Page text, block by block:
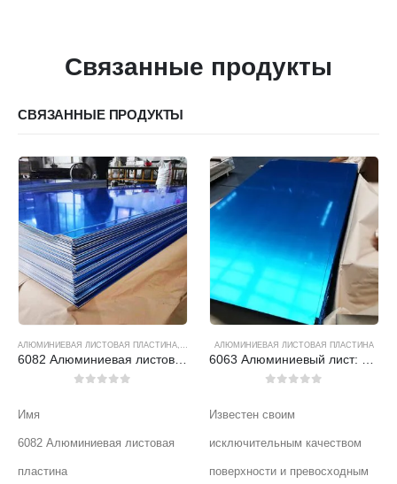
Связанные продукты
СВЯЗАННЫЕ ПРОДУКТЫ
АЛЮМИНИЕВАЯ ЛИСТОВАЯ ПЛАСТИНА ПРОДУКЦИЯ
Имя
6082 Алюминиевая листовая
пластина
АЛЮМИНИЕВАЯ ЛИСТОВАЯ ПЛАСТИНА
Известен своим
исключительным качеством
поверхности и превосходным